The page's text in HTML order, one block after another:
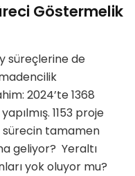
Göstermelik
süreçlerine de
2024’te 1368
1153 proje
sürecin tamamen
geliyor? Yeraltı
yok oluyor mu?